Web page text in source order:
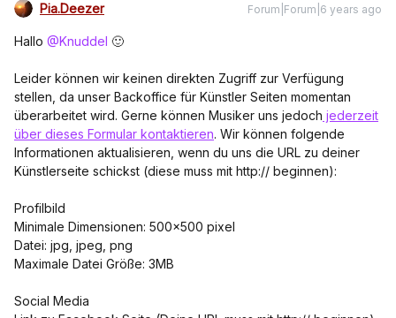
Pia.Deezer Forum|Forum|6 years ago
Hallo @Knuddel 🙂
Leider können wir keinen direkten Zugriff zur Verfügung
stellen, da unser Backoffice für Künstler Seiten momentan
überarbeitet wird. Gerne können Musiker uns jedoch jederzeit
über dieses Formular kontaktieren. Wir können folgende
Informationen aktualisieren, wenn du uns die URL zu deiner
Künstlerseite schickst (diese muss mit http:// beginnen):
Profilbild
Minimale Dimensionen: 500x500 pixel
Datei: jpg, jpeg, png
Maximale Datei Größe: 3MB
Social Media